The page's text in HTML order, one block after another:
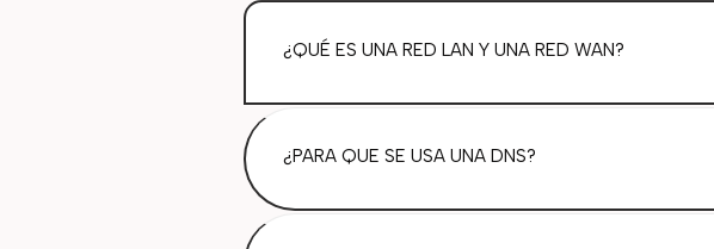
¿QUÉ ES UNA RED LAN Y UNA RED WAN?
¿PARA QUE SE USA UNA DNS?